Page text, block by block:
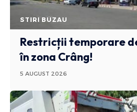
STIRI BUZAU
Restricții temporare
în zona Crâng!
5 AUGUST 2026